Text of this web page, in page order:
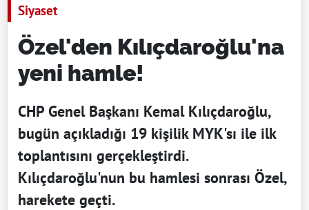
Siyaset
Özel'den Kılıçdaroğlu'na
yeni hamle!
CHP Genel Başkanı Kemal Kılıçdaroğlu,
bugün açıkladığı 19 kişilik MYK'sı ile ilk
toplantısını gerçekleştirdi.
Kılıçdaroğlu'nun bu hamlesi sonrası Özel,
harekete geçti.